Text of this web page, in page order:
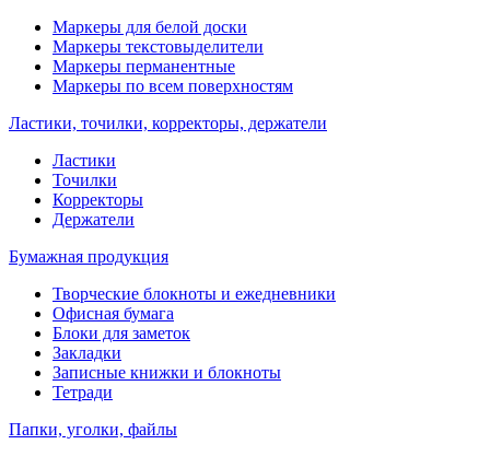
Маркеры для белой доски
Маркеры текстовыделители
Маркеры перманентные
Маркеры по всем поверхностям
Ластики, точилки, корректоры, держатели
Ластики
Точилки
Корректоры
Держатели
Бумажная продукция
Творческие блокноты и ежедневники
Офисная бумага
Блоки для заметок
Закладки
Записные книжки и блокноты
Тетради
Папки, уголки, файлы